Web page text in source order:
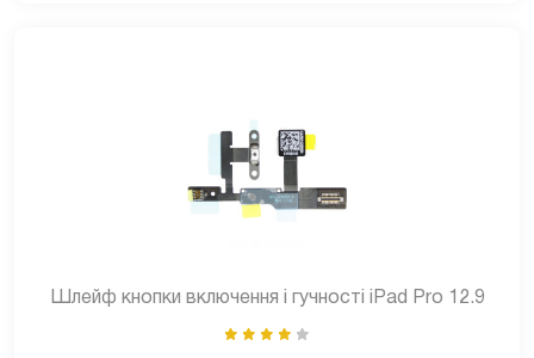
Шлейф кнопки включення і гучності iPad Pro 12.9